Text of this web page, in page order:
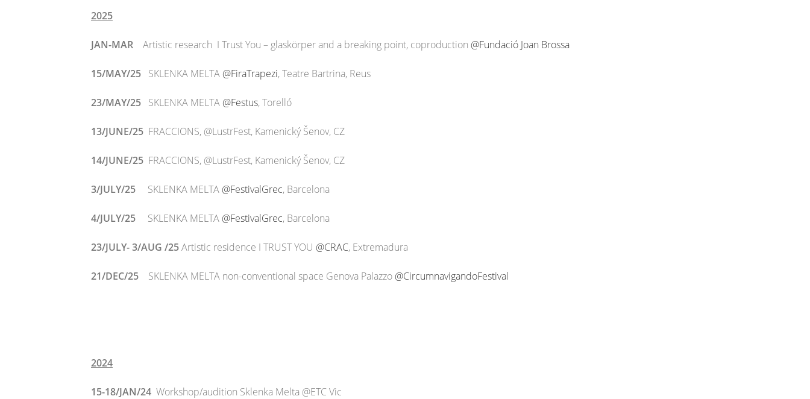
2025
JAN-MAR Artistic research I Trust You – glaskörper and a breaking point, coproduction @Fundació Joan Brossa
15/MAY/25 SKLENKA MELTA @FiraTrapezi, Teatre Bartrina, Reus
23/MAY/25 SKLENKA MELTA @Festus, Torelló
13/JUNE/25 FRACCIONS, @LustrFest, Kamenický Šenov, CZ
14/JUNE/25 FRACCIONS, @LustrFest, Kamenický Šenov, CZ
3/JULY/25 SKLENKA MELTA @FestivalGrec, Barcelona
4/JULY/25 SKLENKA MELTA @FestivalGrec, Barcelona
23/JULY- 3/AUG /25Artistic residence I TRUST YOU @CRAC, Extremadura
21/DEC/25 SKLENKA MELTA non-conventional space Genova Palazzo @CircumnavigandoFestival
2024
15-18/JAN/24 Workshop/audition Sklenka Melta @ETC Vic